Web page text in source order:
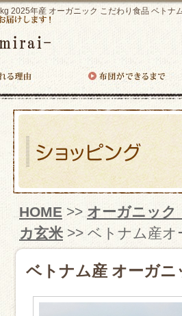
2025年産 オーガニック こだわり食品 ベト
HOME >> オーガニック
カ玄米>> ベトナム産オ
ベトナム産 オーガ